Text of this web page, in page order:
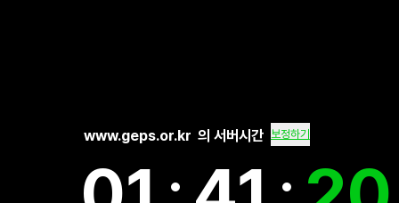
www.geps.or.kr 의 서버시간 보정하기